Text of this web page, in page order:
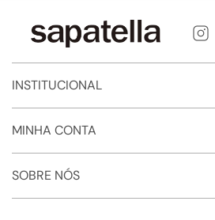
INSTITUCIONAL
MINHA CONTA
SOBRE NÓS